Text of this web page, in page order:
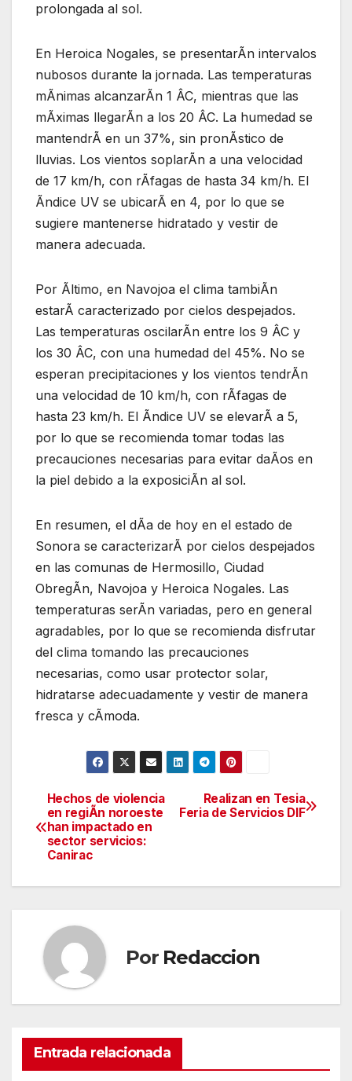
prolongada al sol.
En Heroica Nogales, se presentarÃn intervalos
nubosos durante la jornada. Las temperaturas
mÃnimas alcanzarÃn 1 ÂC, mientras que las
mÃximas llegarÃn a los 20 ÂC. La humedad se
mantendrÃ en un 37%, sin pronÃstico de
lluvias. Los vientos soplarÃn a una velocidad
de 17 km/h, con rÃfagas de hasta 34 km/h. El
Ãndice UV se ubicarÃ en 4, por lo que se
sugiere mantenerse hidratado y vestir de
manera adecuada.
Por Ãltimo, en Navojoa el clima tambiÃn
estarÃ caracterizado por cielos despejados.
Las temperaturas oscilarÃn entre los 9 ÂC y
los 30 ÂC, con una humedad del 45%. No se
esperan precipitaciones y los vientos tendrÃn
una velocidad de 10 km/h, con rÃfagas de
hasta 23 km/h. El Ãndice UV se elevarÃ a 5,
por lo que se recomienda tomar todas las
precauciones necesarias para evitar daÃos en
la piel debido a la exposiciÃn al sol.
En resumen, el dÃa de hoy en el estado de
Sonora se caracterizarÃ por cielos despejados
en las comunas de Hermosillo, Ciudad
ObregÃn, Navojoa y Heroica Nogales. Las
temperaturas serÃn variadas, pero en general
agradables, por lo que se recomienda disfrutar
del clima tomando las precauciones
necesarias, como usar protector solar,
hidratarse adecuadamente y vestir de manera
fresca y cÃmoda.
Navegación
de
Realizan en Tesia
Feria de Servicios DIF
Hechos de violencia
en regiÃn noroeste
han impactado en
sector servicios:
Canirac
Por Redaccion
Entrada relacionada